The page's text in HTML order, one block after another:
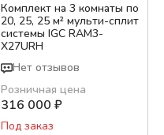
Комплект на 3 комнаты по
20, 25, 25 м² мульти-сплит
системы IGC RAM3-
X27URH
Нет отзывов
Розничная цена
316 000 ₽
Под заказ